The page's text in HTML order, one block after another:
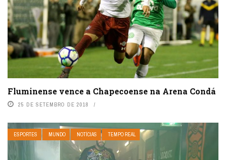
Fluminense vence a Chapecoense na Arena Condá
25 DE SETEMBRO DE 2018
ESPORTES MUNDO NOTÍCIAS TEMPO REAL